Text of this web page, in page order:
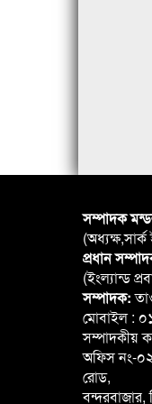
সম্পাদক
প্রধান
(ইংল্যান্ড
সম্পাদক:
মোবাইল :
সম্পাদকীয়
অফিস নং-
রোড,
বন্দরবাজার,